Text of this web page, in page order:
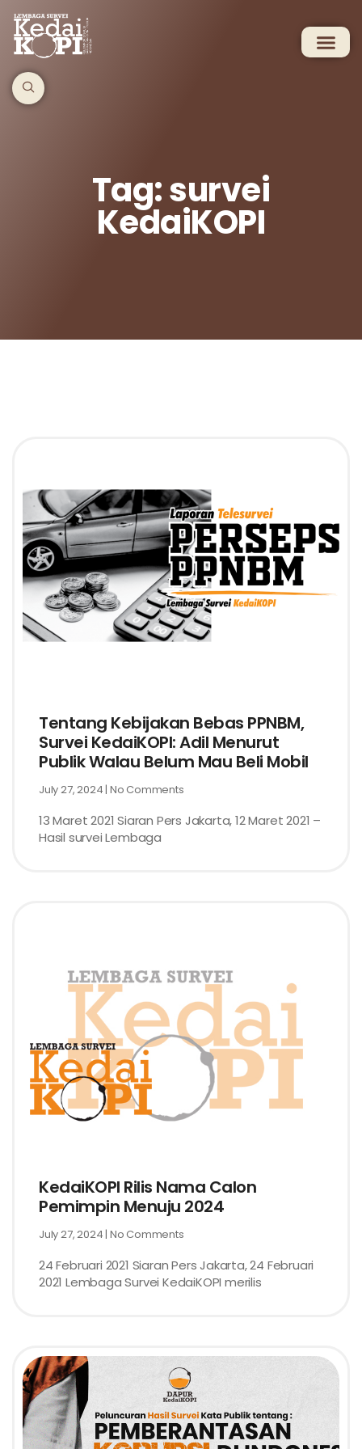
Tag: survei
KedaiKOPI
Tentang Kebijakan Bebas PPNBM,
Survei KedaiKOPI: Adil Menurut
Publik Walau Belum Mau Beli Mobil
July 27, 2024 No Comments
13 Maret 2021 Siaran Pers Jakarta, 12 Maret 2021 –
Hasil survei Lembaga
KedaiKOPI Rilis Nama Calon
Pemimpin Menuju 2024
July 27, 2024 No Comments
24 Februari 2021 Siaran Pers Jakarta, 24 Februari
2021 Lembaga Survei KedaiKOPI merilis